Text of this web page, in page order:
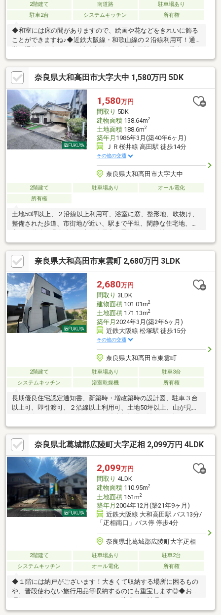
2階建て 南道路
駐車場あり
駐車2台
システムキッチン 所有権
◆和室には床の間がありますので、絵画や花などをきれいに飾る
ことができますね♪◆近鉄大阪線・和歌山線の２沿線利用可！通
勤・通学に便利です♪・近鉄大阪線 大和高田駅 バス乗車９分
大塚バス停 停歩３分・和歌山線 高田駅 バス乗車９分 大塚
バス停 停歩３分※駐車台数は車種による※写真中の家具等の調度
品は販売対象に含まれません※土地面積387.85㎡に、別途土地約
82.96㎡が含まれています【物件の特徴】陽当り良好、土地100坪
以上、２沿線以上利用可、南側道路面す、平坦地、駐車２台可、
山が見える、システムキッチン、和室、２階建、温水洗浄便座、
浴室に窓、通風良好、全居室６畳以上
奈良県大和高田市大字大中 1,580万円 5DK
1,580万円
間取り 5DK
建物面積138.64m2
土地面積188.6m2
築年月 1986年3月(築40年6ヶ月)
ＪＲ桜井線 高田駅 徒歩14分
その他の交通
奈良県大和高田市大字大中
2階建て 駐車場あり
オール電化
所有権
土地50坪以上、２沿線以上利用可、浴室に窓、整形地、吹抜け、
整備された歩道、市街地が近い、駅まで平坦、閑静な住宅地、和
奈良県大和高田市東雲町 2,680万円 3LDK
2,680万円
間取り 3LDK
建物面積101.01m2
土地面積171.13m2
築年月 2024年3月(築2年6ヶ月)
近鉄大阪線 松塚駅 徒歩15分
その他の交通
奈良県大和高田市東雲町
2階建て 駐車場あり
駐車3台
システムキッチン
浴室乾燥機 所有権
長期優良住宅認定通知書、新築時・増改築時の設計図、駐車３台
以上可、即引渡可、２沿線以上利用可、土地50坪以上、山が見え
る、南向き、システムキッチン、浴室乾燥機、駅まで平坦、ＬＤ
Ｋ１５畳以上、和室、庭、シャワー付洗面化粧台、トイレ２ヶ
所、２階建、南面バルコニー、温水洗浄便座、南庭、浴室に窓、
全居室６畳以上、ＩＨクッキングヒーター、食器洗乾燥機
奈良県北葛城郡広陵町大字疋相 2,099万円 4LDK
2,099万円
間取り 4LDK
建物面積110.95m2
土地面積161m2
築年月 2004年12月(築21年9ヶ月)
近鉄大阪線 大和高田駅 バス13分/
「疋相南口」バス停 停歩4分
奈良県北葛城郡広陵町大字疋相
2階建て 駐車場あり
駐車2台
システムキッチン
オール電化 所有権
◆１階には納戸がございます！大きくて収納する場所に困るもの
や、普段使わない旅行用品等収納するのにも重宝します◎◆お料
♪◆ＬＤＫは約１９．５帖ありますので、広々とした間取です！